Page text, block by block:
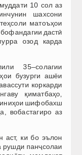
10 сол аз
шахсони
матоъҳои
дастӣ
озод карда
35–солагии
бузурги ашёи
коркарди
қиматбаҳо,
шифобахш
вобастагиро аз
аст, ки бо эълон
рушди панҷсолаи